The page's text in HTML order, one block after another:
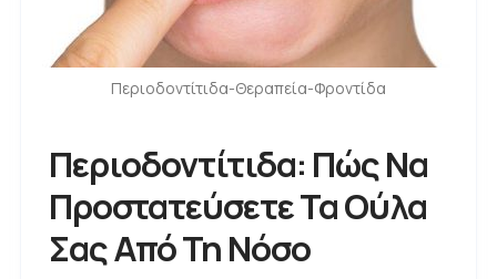
Περιοδοντίτιδα-Θεραπεία-Φροντίδα
Περιοδοντίτιδα: Πώς Να
Προστατεύσετε Τα Ούλα
Σας Από Τη Νόσο